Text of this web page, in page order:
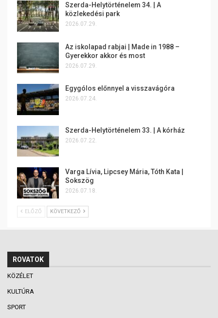
Szerda-Helytörténelem 34. | A
közlekedési park
2026.07.29.
Az iskolapad rabjai | Made in 1988 –
Gyerekkor akkor és most
2026.07.29.
Egygólos előnnyel a visszavágóra
2026.07.24.
Szerda-Helytörténelem 33. | A kórház
2026.07.22.
Varga Lívia, Lipcsey Mária, Tóth Kata |
Sokszög
2026.07.18.
ELŐZŐ KÖVETKEZŐ
ROVATOK
KÖZÉLET
KULTÚRA
SPORT